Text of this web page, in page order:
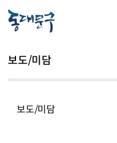
보도/미담
보도/미담